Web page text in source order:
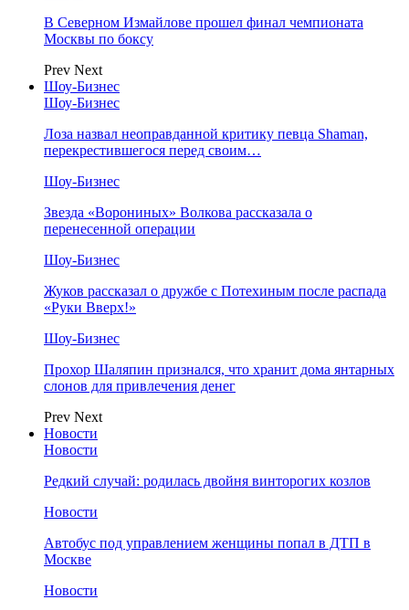
В Северном Измайлове прошел финал чемпионата
Москвы по боксу
Prev Next
Шоу-Бизнес
Шоу-Бизнес
Лоза назвал неоправданной критику певца Shaman,
перекрестившегося перед своим…
Шоу-Бизнес
Звезда «Ворониных» Волкова рассказала о
перенесенной операции
Шоу-Бизнес
Жуков рассказал о дружбе с Потехиным после распада
«Руки Вверх!»
Шоу-Бизнес
Прохор Шаляпин признался, что хранит дома янтарных
слонов для привлечения денег
Prev Next
Новости
Новости
Редкий случай: родилась двойня винторогих козлов
Новости
Автобус под управлением женщины попал в ДТП в
Москве
Новости